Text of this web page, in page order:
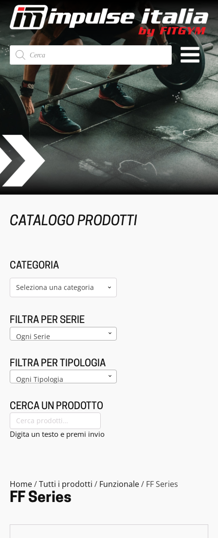
Ricerca
prodotti
CATALOGO PRODOTTI
CATEGORIA
Seleziona una categoria
FILTRA PER SERIE
Ogni Serie
FILTRA PER TIPOLOGIA
Ogni Tipologia
CERCA UN PRODOTTO
Cerca:
Digita un testo e premi invio
Home/Tutti i prodotti / Funzionale/ FF Series
FF Series